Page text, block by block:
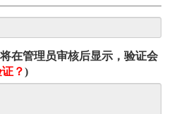
在管理员审核后显示，验证会
？)